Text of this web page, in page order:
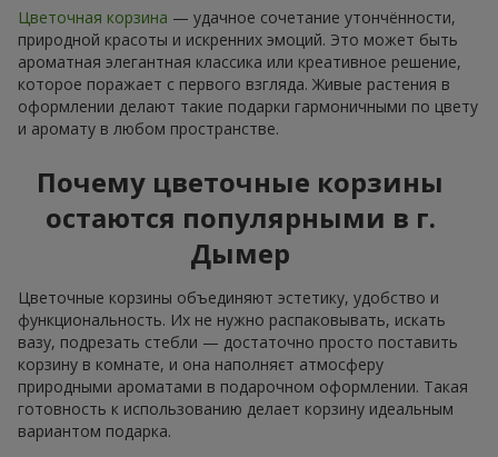
Цветочная корзина — удачное сочетание утончённости,
природной красоты и искренних эмоций. Это может быть
ароматная элегантная классика или креативное решение,
которое поражает с первого взгляда. Живые растения в
оформлении делают такие подарки гармоничными по цвету
и аромату в любом пространстве.
Почему цветочные корзины
остаются популярными в г.
Дымер
Цветочные корзины объединяют эстетику, удобство и
функциональность. Их не нужно распаковывать, искать
вазу, подрезать стебли — достаточно просто поставить
корзину в комнате, и она наполняєт атмосферу
природными ароматами в подарочном оформлении. Такая
готовность к использованию делает корзину идеальным
вариантом подарка.